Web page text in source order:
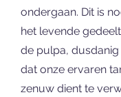
ondergaan. Dit is
het levende
de pulpa, dusdanig
dat onze ervaren
zenuw dient te